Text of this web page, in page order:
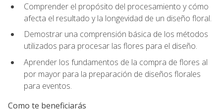
Comprender el propósito del procesamiento y cómo
afecta el resultado y la longevidad de un diseño floral.
Demostrar una comprensión básica de los métodos
utilizados para procesar las flores para el diseño.
Aprender los fundamentos de la compra de flores al
por mayor para la preparación de diseños florales
para eventos.
Como te beneficiarás